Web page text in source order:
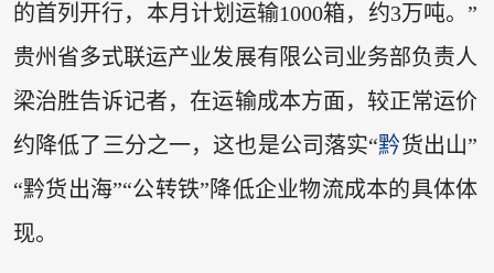
的首列开行，本月计划运输1000箱，约3万吨。”
贵州省多式联运产业发展有限公司业务部负责人
梁治胜告诉记者，在运输成本方面，较正常运价
约降低了三分之一，这也是公司落实“黔货出山”
“黔货出海”“公转铁”降低企业物流成本的具体体
现。